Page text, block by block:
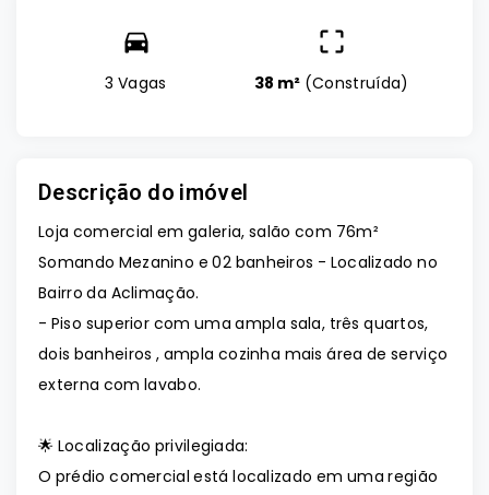
3 Vagas 38 m² (Construída)
Descrição do imóvel
Loja comercial em galeria, salão com 76m²
Somando Mezanino e 02 banheiros - Localizado no
Bairro da Aclimação.
- Piso superior com uma ampla sala, três quartos,
dois banheiros , ampla cozinha mais área de serviço
externa com lavabo.
🌟 Localização privilegiada:
O prédio comercial está localizado em uma região